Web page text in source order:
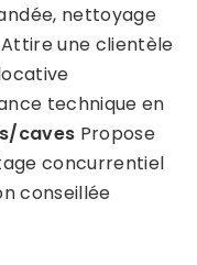
nettoyage
Attire une clientèle
technique en
caves Propose
concurrentiel
conseillée